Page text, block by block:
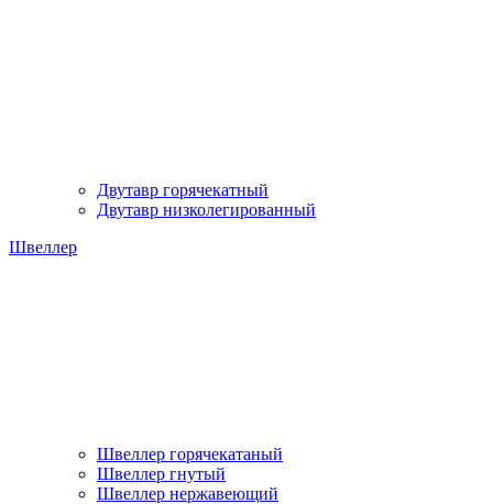
Двутавр горячекатный
Двутавр низколегированный
Швеллер
Швеллер горячекатаный
Швеллер гнутый
Швеллер нержавеющий